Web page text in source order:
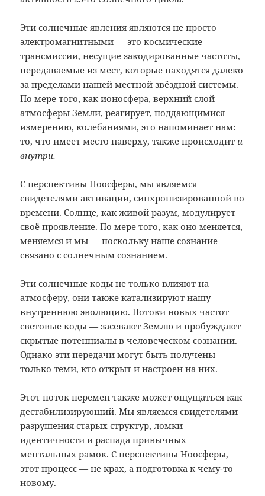
Эти солнечные явления являются не просто
электромагнитными — это космические
трансмиссии, несущие закодированные частоты,
передаваемые из мест, которые находятся далеко
за пределами нашей местной звёздной системы.
По мере того, как ионосфера, верхний слой
атмосферы Земли, реагирует, поддающимися
измерению, колебаниями, это напоминает нам:
то, что имеет место наверху, также происходит и
внутри.
С перспективы Ноосферы, мы являемся
свидетелями активации, синхронизированной во
времени. Солнце, как живой разум, модулирует
своё проявление. По мере того, как оно меняется,
меняемся и мы — поскольку наше сознание
связано с солнечным сознанием.
Эти солнечные коды не только влияют на
атмосферу, они также катализируют нашу
внутреннюю эволюцию. Потоки новых частот —
световые коды — засевают Землю и пробуждают
скрытые потенциалы в человеческом сознании.
Однако эти передачи могут быть получены
только теми, кто открыт и настроен на них.
Этот поток перемен также может ощущаться как
дестабилизирующий. Мы являемся свидетелями
разрушения старых структур, ломки
идентичности и распада привычных
ментальных рамок. С перспективы Ноосферы,
этот процесс — не крах, а подготовка к чему-то
новому.